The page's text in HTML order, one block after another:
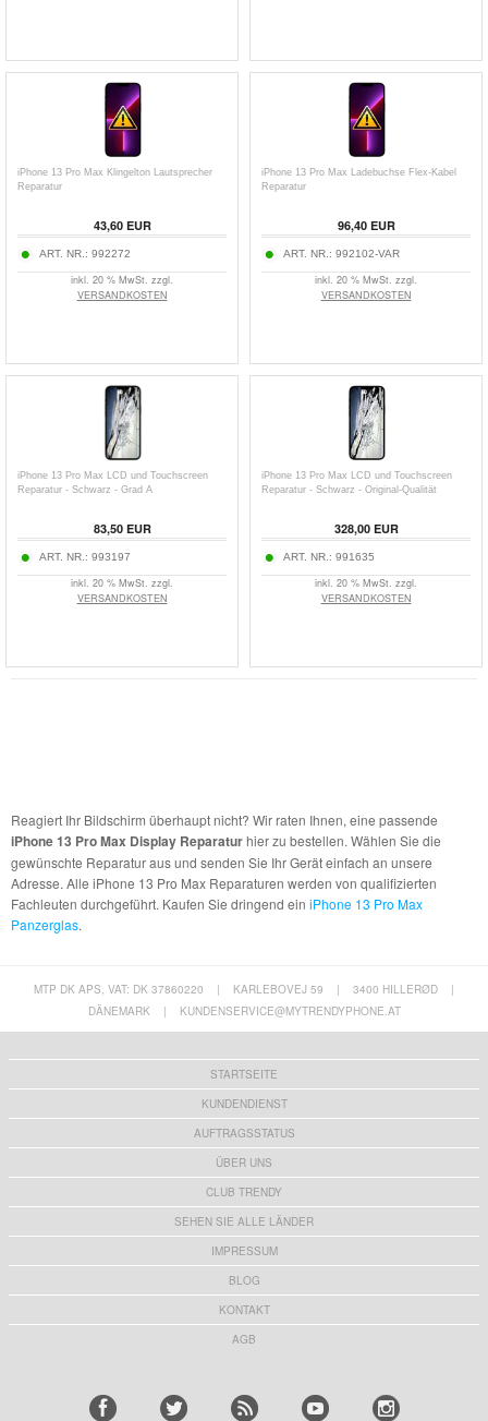
iPhone 13 Pro Max Klingelton Lautsprecher
Reparatur
43,60 EUR
ART. NR.: 992272
inkl. 20 % MwSt. zzgl.
VERSANDKOSTEN
iPhone 13 Pro Max Ladebuchse Flex-Kabel
Reparatur
96,40 EUR
ART. NR.: 992102-VAR
inkl. 20 % MwSt. zzgl.
VERSANDKOSTEN
iPhone 13 Pro Max LCD und Touchscreen
Reparatur - Schwarz - Grad A
83,50 EUR
ART. NR.: 993197
inkl. 20 % MwSt. zzgl.
VERSANDKOSTEN
iPhone 13 Pro Max LCD und Touchscreen
Reparatur - Schwarz - Original-Qualität
328,00 EUR
ART. NR.: 991635
inkl. 20 % MwSt. zzgl.
VERSANDKOSTEN
Reagiert Ihr Bildschirm überhaupt nicht? Wir raten Ihnen, eine passende
iPhone 13 Pro Max Display Reparaturhier zu bestellen. Wählen Sie die
gewünschte Reparatur aus und senden Sie Ihr Gerät einfach an unsere
Adresse. Alle iPhone 13 Pro Max Reparaturen werden von qualifizierten
Fachleuten durchgeführt. Kaufen Sie dringend ein iPhone 13 Pro Max
Panzerglas.
MTP DK APS, VAT: DK 37860220 | KARLEBOVEJ 59 | 3400 HILLERØD
|
DÄNEMARK
| KUNDENSERVICE@MYTRENDYPHONE.AT
STARTSEITE
KUNDENDIENST
AUFTRAGSSTATUS
ÜBER UNS
CLUB TRENDY
SEHEN SIE ALLE LÄNDER
IMPRESSUM
BLOG
KONTAKT
AGB